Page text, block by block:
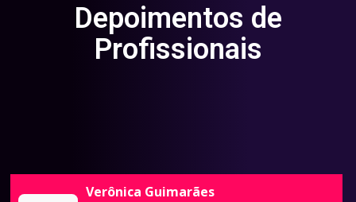
Depoimentos de
Profissionais
Verônica Guimarães